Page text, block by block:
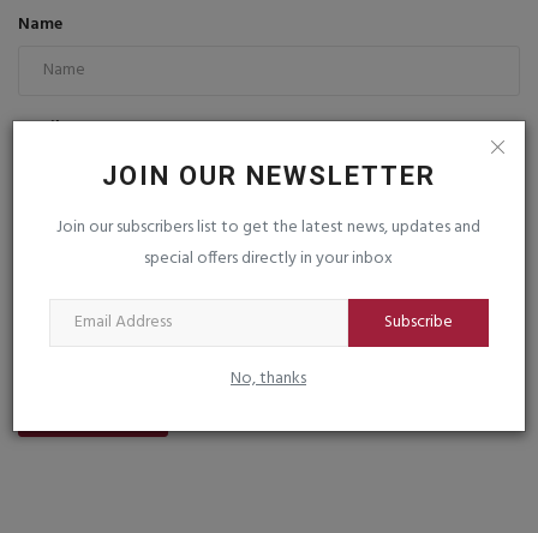
JOIN OUR NEWSLETTER
Join our subscribers list to get the latest news, updates and
special offers directly in your inbox
Subscribe
No, thanks
Name
Email
Comment